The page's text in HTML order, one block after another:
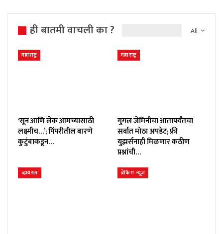
All
ही बातमी वाचली का ?
महाराष्ट्र
‘सून आणि लेक आमच्यासाठी
लक्ष्मीच…’; पिंपरीतील बारणे
कुटुंबाकडून…
महाराष्ट्र
गुगल जेमिनीचा आतापर्यंतचा
सर्वात मोठा अपडेट; फ्री
युझर्सनाही मिळणार कठीण
प्रश्नांची…
व्हायरल ब्रेकिंग न्यूज